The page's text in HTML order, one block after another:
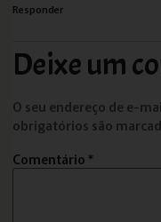
Responder
Deixe um
O seu endereço de e-
obrigatórios são
Comentário*